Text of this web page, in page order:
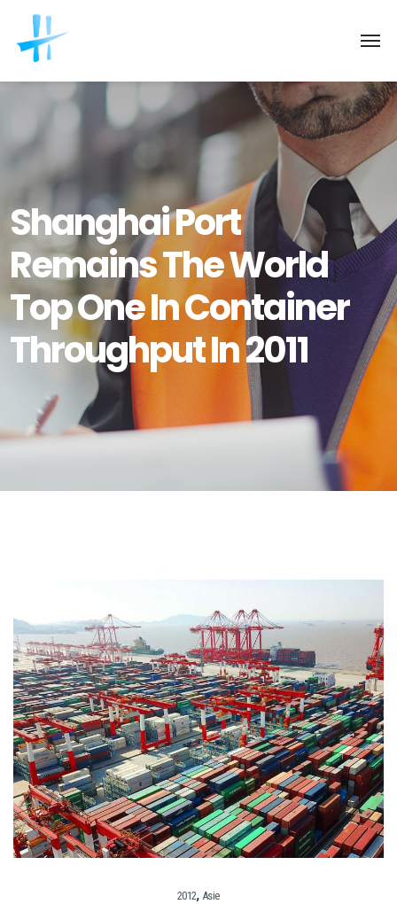
Shanghai Port
Remains The World
Top One In Container
Throughput In 2011
2012, Asie